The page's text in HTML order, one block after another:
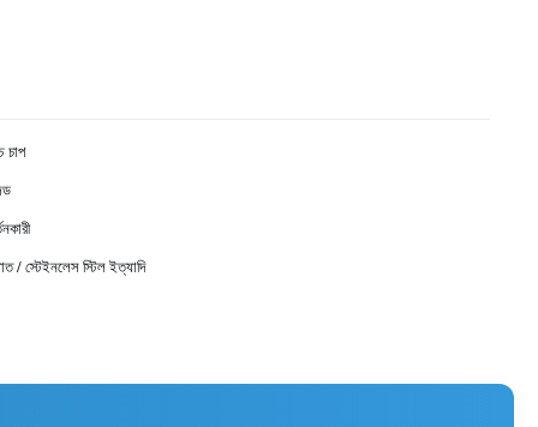
চাপ
/ স্টেইনলেস স্টিল ইত্যাদি